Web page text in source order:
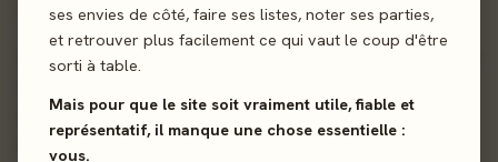
ses envies de côté, faire ses listes, noter ses parties,
et retrouver plus facilement ce qui vaut le coup d'être
sorti à table.
Mais pour que le site soit vraiment utile, fiable et
représentatif, il manque une chose essentielle :
vous.
01 - LE JEU
Soyez le plus rapide à construire votre château... Diamoniak
son château avant que les cartes sorcières ne jettent un